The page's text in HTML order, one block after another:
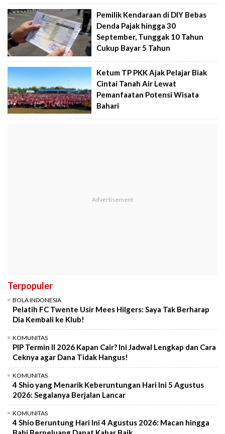
Pemilik Kendaraan di DIY Bebas
Denda Pajak hingga 30
September, Tunggak 10 Tahun
Cukup Bayar 5 Tahun
Ketum TP PKK Ajak Pelajar Biak
Cintai Tanah Air Lewat
Pemanfaatan Potensi Wisata
Bahari
Terpopuler
BOLA INDONESIA
Pelatih FC Twente Usir Mees Hilgers: Saya Tak Berharap
Dia Kembali ke Klub!
KOMUNITAS
PIP Termin II 2026 Kapan Cair? Ini Jadwal Lengkap dan Cara
Ceknya agar Dana Tidak Hangus!
KOMUNITAS
4 Shio yang Menarik Keberuntungan Hari Ini 5 Agustus
2026: Segalanya Berjalan Lancar
KOMUNITAS
4 Shio Beruntung Hari Ini 4 Agustus 2026: Macan hingga